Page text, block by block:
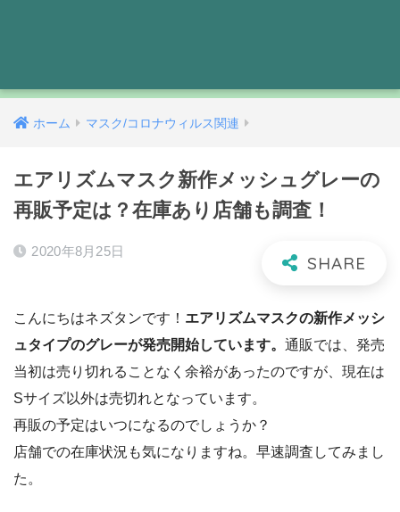
ホーム マスク/コロナウィルス関連
エアリズムマスク新作メッシュグレーの
再販予定は？在庫あり店舗も調査！
2020年8月25日
こんにちはネズタンです！ エアリズムマスクの新作メッシ
ュタイプのグレーが発売開始しています。 通販では、発売
当初は売り切れることなく余裕があったのですが、現在は
Sサイズ以外は売切れとなっています。
再販の予定はいつになるのでしょうか？
店舗での在庫状況も気になりますね。早速調査してみまし
た。